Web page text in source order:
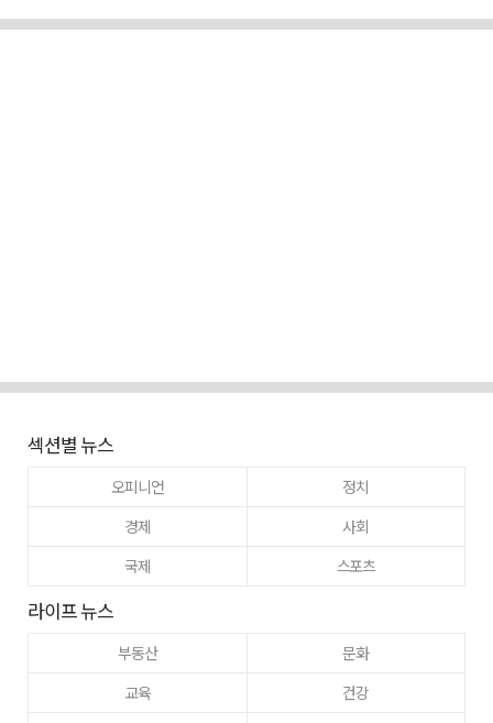
섹션별 뉴스
오피니언
정치
경제
사회
국제
스포츠
라이프 뉴스
부동산
문화
교육
건강